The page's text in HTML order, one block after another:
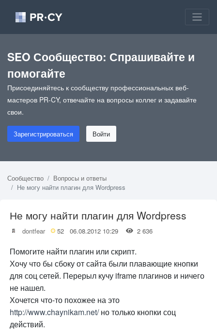
SEO Сообщество: Спрашивайте и
помогайте
Присоединяйтесь к сообществу профессиональных веб-
мастеров PR-CY, отвечайте на вопросы коллег и задавайте
свои.
Зарегистрироваться Войти
Сообщество
Вопросы и ответы
Не могу найти плагин для Wordpress
Не могу найти плагин для Wordpress
dontfear 52 06.08.2012 10:29 2 636
Помогите найти плагин или скрипт.
Хочу что бы сбоку от сайта были плавающие кнопки
для соц сетей. Перерыл кучу iframe плагинов и ничего
не нашел.
Хочется что-то похожее на это
http://www.chaynikam.net/но только кнопки соц
действий.